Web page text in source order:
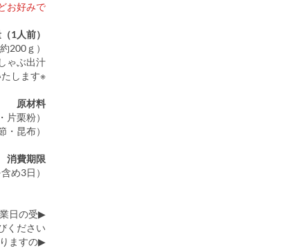
お好みで！
1人前）
200ｇ）
ゃぶ出汁
※昆布・出汁は注文個数によって数量を調整してお届けいたします。
原材料
栗粉）
昆布）
消費期限
め3日）
日の受
ださい。
ますの